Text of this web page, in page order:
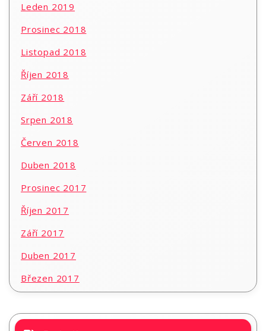
Leden 2019
Prosinec 2018
Listopad 2018
Říjen 2018
Září 2018
Srpen 2018
Červen 2018
Duben 2018
Prosinec 2017
Říjen 2017
Září 2017
Duben 2017
Březen 2017